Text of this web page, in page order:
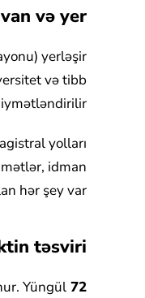
və yer
yerləşir
və tibb
yolları
idman
hər şey var.
təsviri
72 kvadratmetrlik
Yüngül